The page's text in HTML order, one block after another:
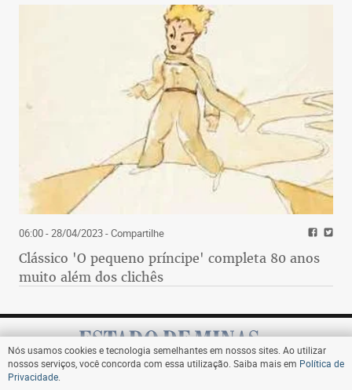
06:00 - 28/04/2023- Compartilhe
Clássico 'O pequeno príncipe' completa 80 anos
muito além dos clichês
Nós usamos cookies e tecnologia semelhantes em nossos sites. Ao utilizar
nossos serviços, você concorda com essa utilização. Saiba mais em Política de
Privacidade